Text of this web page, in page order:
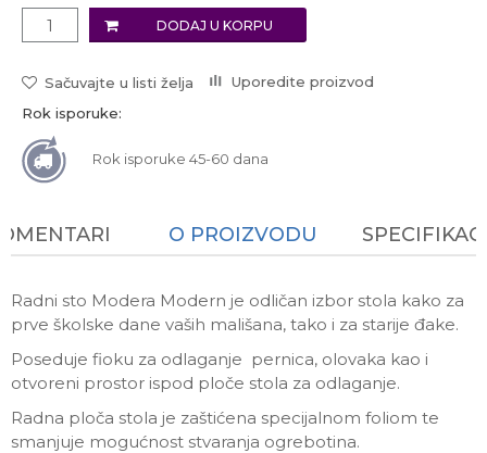
DODAJ U KORPU
Sačuvajte u listi želja
Uporedite proizvod
Rok isporuke:
Rok isporuke 45-60 dana
O PROIZVODU
Radni sto Modera Modern je odličan izbor stola kako za
prve školske dane vaših mališana, tako i za starije đake.
Poseduje fioku za odlaganje pernica, olovaka kao i
otvoreni prostor ispod ploče stola za odlaganje.
Radna ploča stola je zaštićena specijalnom foliom te
smanjuje mogućnost stvaranja ogrebotina.